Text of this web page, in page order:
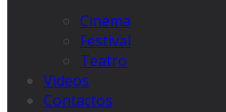
Cinema
Festival
Teatro
Videos
Contactos